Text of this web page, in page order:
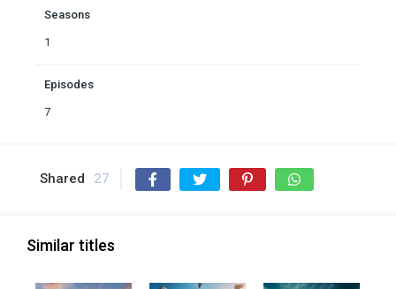
Seasons
1
Episodes
7
Shared 27
Similar titles